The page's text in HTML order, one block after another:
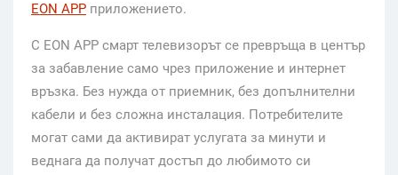
EON APP приложението.
С EON APP смарт телевизорът се превръща в център
за забавление само чрез приложение и интернет
връзка. Без нужда от приемник, без допълнителни
кабели и без сложна инсталация. Потребителите
могат сами да активират услугата за минути и
веднага да получат достъп до любимото си